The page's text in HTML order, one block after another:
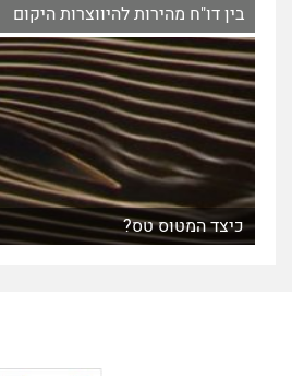
בין דו"ח מהירות להיווצרות היקום
כיצד המטוס טס?